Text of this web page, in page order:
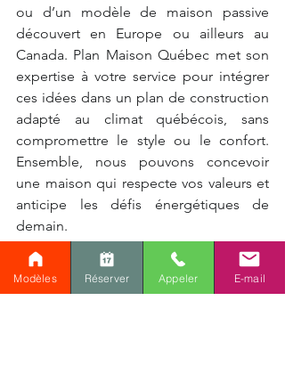
ou d’un modèle de maison passive
découvert en Europe ou ailleurs au
Canada. Plan Maison Québec met son
expertise à votre service pour intégrer
ces idées dans un plan de construction
adapté au climat québécois, sans
compromettre le style ou le confort.
Ensemble, nous pouvons concevoir
une maison qui respecte vos valeurs et
anticipe les défis énergétiques de
demain.
L’approche humaine et
personnalisée de Plan Maison
Modèles Réserver Appeler E-mail